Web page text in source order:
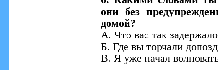
они без
домой?
А. Что вас так
Б. Где вы торчали
В. Я уже начал